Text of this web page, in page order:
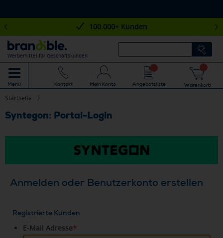
100.000+ Kunden
Werbemittel für Geschäftskunden
Menü Kontakt Mein Konto Angebotsliste Warenkorb
Startseite
Syntegon: Portal-Login
Anmelden oder Benutzerkonto erstellen
Registrierte Kunden
*
E-Mail Adresse